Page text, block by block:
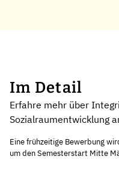
Im Detail
Erfahre mehr über
Sozialraumentwicklung
Eine frühzeitige Bewerbung
um den Semesterstart Mitte